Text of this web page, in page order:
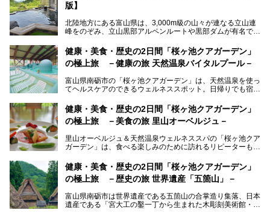
自慢の眺望、温泉、居心地の良い客室、ビュッフェ式の食事
ます。日常から少し離れて、山懐で自然に癒されたいと思う
方にぴったりの温泉です。冬なら雪景色も絵になりますよ。
───
提供元：オリックス・ホテルマネジメント株式会社【PR】
この記事は黒部・宇奈月温泉 やまのはのPR記事です。
版】
北陸地方にある富山県は、3,000m級の山々が連なる立山連
峰をのぞみ、立山黒部アルペンルートや黒部ダムが有名で
の（新鮮な）海の幸も見逃せません！
北陸新幹線が開業し、実は東京からも2時間ほどでアクセス
のいい天然温泉が豊富で、すぐにでも出かけたくなる施設が
満載ですよ。
健康・美食・歴史の2日間「桜ヶ池クアガーデン」
の極上旅 －健康の旅 天然温泉バイタルプール－
富山県南砺市の「桜ヶ池クアガーデン」は、天然温泉を使っ
てヘルスケアのできるウェルネススポット。日帰りでも宿泊
るので、ゆったり楽しみながら美しく健康に。
そんな「桜ヶ池クアガーデン」の天然温泉バイタルプールと
ートしたいと思います。
健康・美食・歴史の2日間「桜ヶ池クアガーデン」
の極上旅 －美食の旅 里山オーベルジュ－
里山オーベルジュ＆天然温泉ウェルネススパの「桜ヶ池クア
ガーデン」は、食べる楽しみのために訪れるリピーターも多
月、水はフレンチ、火、木は和食、土日はその両方がランチ
とディナーで味わえます。オリジナルのスイーツも評判で
す。
そんな「桜ヶ池クアガーデン」に宿泊して、食を満喫してき
たのでじっくりご紹介します！
健康・美食・歴史の2日間「桜ヶ池クアガーデン」
の極上旅 －歴史の旅 世界遺産「五箇山」－
富山県南砺市は世界遺産である五箇山の合掌造り集落、日本
遺産である「宮大工の鑿一丁から生まれた木彫刻美術館・井